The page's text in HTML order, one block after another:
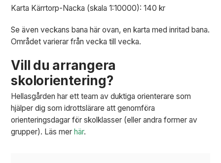
Karta Kärrtorp-Nacka (skala 1:10000): 140 kr
Se även veckans bana här ovan, en karta med inritad bana.
Området varierar från vecka till vecka.
Vill du arrangera
skolorientering?
Hellasgården har ett team av duktiga orienterare som
hjälper dig som idrottslärare att genomföra
orienteringsdagar för skolklasser (eller andra former av
grupper). Läs mer här.